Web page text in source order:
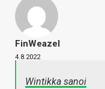
FinWeazel
4.8.2022
Wintikka sanoi